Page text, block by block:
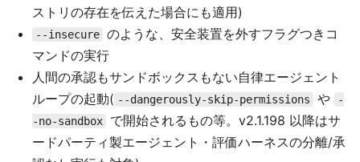
ストリの存在を伝えた場合にも適用)
--insecure のような、安全装置を外すフラグつきコ
マンドの実行
人間の承認もサンドボックスもない自律エージェント
ループの起動( --dangerously-skip-permissions や
-
-no-sandbox
で開始されるもの等。v2.1.198 以降はサ
ードパーティ製エージェント・評価ハーネスの分離/承